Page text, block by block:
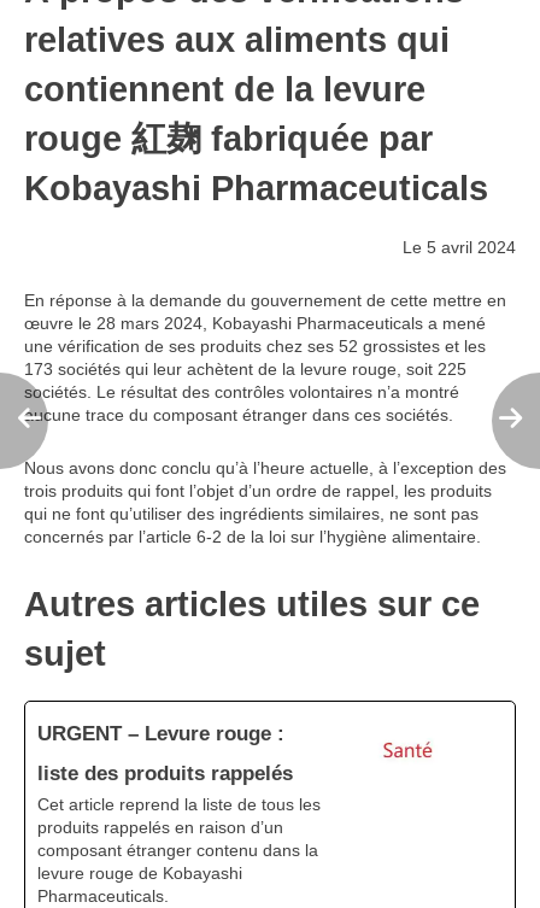
relatives aux aliments qui
contiennent de la levure
rouge 紅麹 fabriquée par
Kobayashi Pharmaceuticals
Le 5 avril 2024
En réponse à la demande du gouvernement de cette mettre en
œuvre le 28 mars 2024, Kobayashi Pharmaceuticals a mené
une vérification de ses produits chez ses 52 grossistes et les
173 sociétés qui leur achètent de la levure rouge, soit 225
sociétés. Le résultat des contrôles volontaires n’a montré
aucune trace du composant étranger dans ces sociétés.
Nous avons donc conclu qu’à l’heure actuelle, à l’exception des
trois produits qui font l’objet d’un ordre de rappel, les produits
qui ne font qu’utiliser des ingrédients similaires, ne sont pas
concernés par l’article 6-2 de la loi sur l’hygiène alimentaire.
Autres articles utiles sur ce
sujet
URGENT – Levure rouge :
liste des produits rappelés
Cet article reprend la liste de tous les
produits rappelés en raison d’un
composant étranger contenu dans la
levure rouge de Kobayashi
Pharmaceuticals.